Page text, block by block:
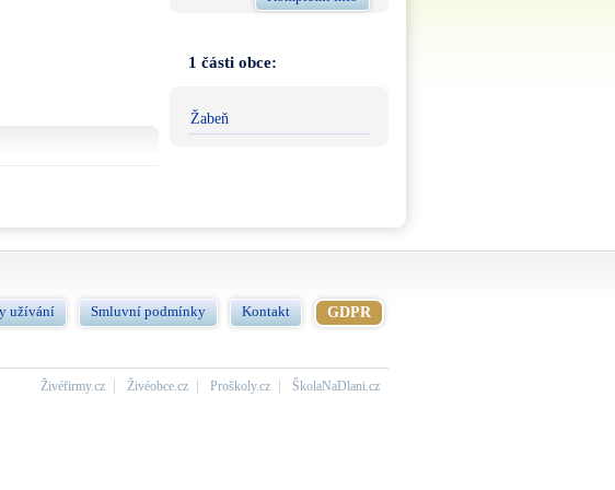
1 části obce:
Žabeň
užívání Smluvní podmínky Kontakt GDPR
Živéfirmy.cz Živéobce.cz Proškoly.cz ŠkolaNaDlani.cz